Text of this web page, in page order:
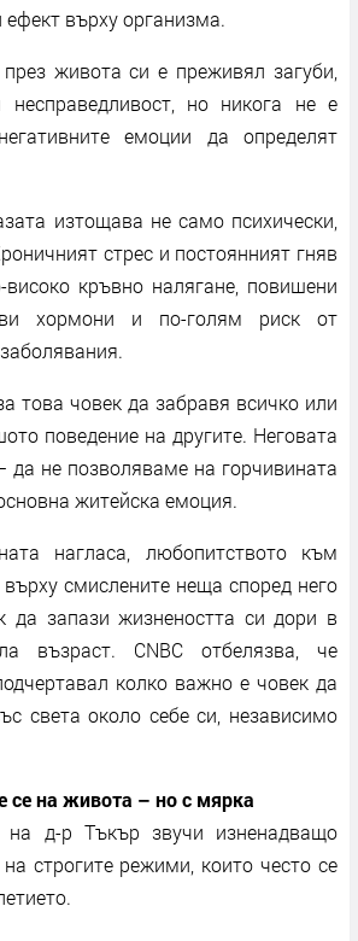
ефект върху организма.
живота си е преживял загуби,
несправедливост, но никога не е
емоции да определят
изтощава не само психически,
стрес и постоянният гняв
кръвно налягане, повишени
хормони и по-голям риск от
това човек да забравя всичко или
поведение на другите. Неговата
да не позволяваме на горчивината
житейска емоция.
нагласа, любопитството към
смислените неща според него
да запази жизнеността си дори в
възраст. CNBC отбелязва, че
колко важно е човек да
света около себе си, независимо
се на живота – но с мярка
на д-р Тъкър звучи изненадващо
строгите режими, които често се